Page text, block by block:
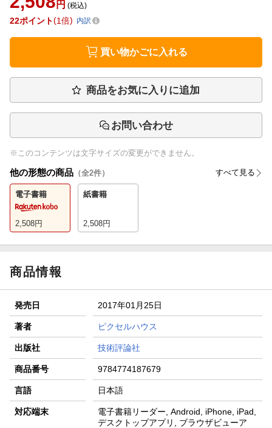
円 (税込)
22ポイント 1倍 内訳
買い物かごに入れる
商品をお気に入りに追加
お問い合わせ
※このコンテンツは文字サイズの変更ができません。
他の形態の商品 （全2件） すべて見る
電子書籍
2,508円
紙書籍
2,508円
商品情報
発売日 2017年01月25日
著者 ピクセルハウス
出版社 技術評論社
商品番号 9784774187679
言語 日本語
対応端末
電子書籍リーダー, Android, iPhone, iPad,
デスクトップアプリ, ブラウザビューア